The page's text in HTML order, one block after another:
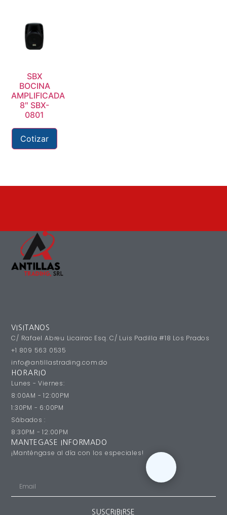
SBX
BOCINA
AMPLIFICADA
8″ SBX-
0801
Cotizar
VISITANOS
C/ Rafael Abreu Licairac Esq. C/ Luis Padilla #18 Los Prados
+1 809 563 0535
info@antillastrading.com.do
HORARIO
Lunes - Viernes:
8:00AM - 12:00PM
1:30PM - 6:00PM
Sábados :
8:30PM - 12:00PM
MANTEGASE INFORMADO
¡Manténgase al día con los especiales!
SUSCRIBIRSE